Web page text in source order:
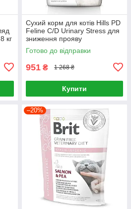
кг
Сухий корм для котів Hills PD
Feline C/D Urinary Stress для
зниження прояву
ідіопатичного циститу 1.5кг
Готово до відправки
951 ₴ 1 268 ₴
Купити
–20%